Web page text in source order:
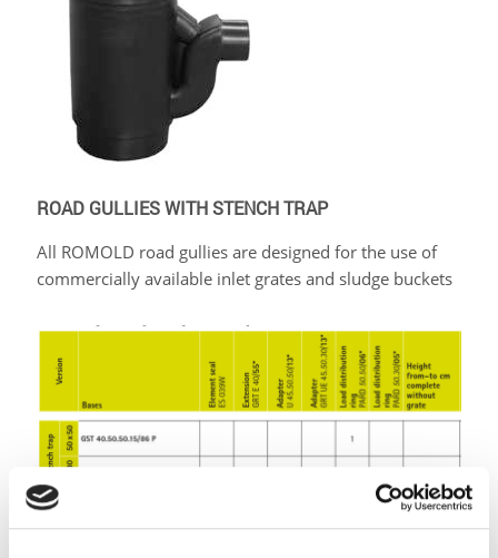
ROAD GULLIES WITH STENCH TRAP
All ROMOLD road gullies are designed for the use of
commercially available inlet grates and sludge buckets
*Set prices on request * The numbers in italics